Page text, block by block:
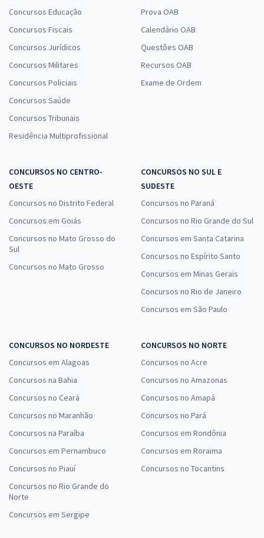
Concursos Educação
Concursos Fiscais
Concursos Jurídicos
Concursos Militares
Concursos Policiais
Concursos Saúde
Concursos Tribunais
Residência Multiprofissional
Prova OAB
Calendário OAB
Questões OAB
Recursos OAB
Exame de Ordem
CONCURSOS NO CENTRO-
OESTE
Concursos no Distrito Federal
Concursos em Goiás
Concursos no Mato Grosso do
Sul
Concursos no Mato Grosso
CONCURSOS NO SUL E
SUDESTE
Concursos no Paraná
Concursos no Rio Grande do Sul
Concursos em Santa Catarina
Concursos no Espírito Santo
Concursos em Minas Gerais
Concursos no Rio de Janeiro
Concursos em São Paulo
CONCURSOS NO NORDESTE
Concursos em Alagoas
Concursos na Bahia
Concursos no Ceará
Concursos no Maranhão
Concursos na Paraíba
Concursos em Pernambuco
Concursos no Piauí
Concursos no Rio Grande do
Norte
Concursos em Sergipe
CONCURSOS NO NORTE
Concursos no Acre
Concursos no Amazonas
Concursos no Amapá
Concursos no Pará
Concursos em Rondônia
Concursos em Roraima
Concursos no Tocantins